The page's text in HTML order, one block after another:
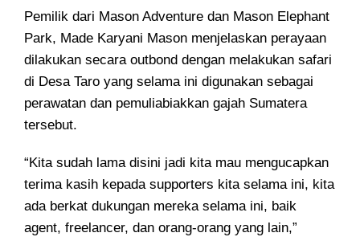
Pemilik dari Mason Adventure dan Mason Elephant
Park, Made Karyani Mason menjelaskan perayaan
dilakukan secara outbond dengan melakukan safari
di Desa Taro yang selama ini digunakan sebagai
perawatan dan pemuliabiakkan gajah Sumatera
tersebut.
“Kita sudah lama disini jadi kita mau mengucapkan
terima kasih kepada supporters kita selama ini, kita
ada berkat dukungan mereka selama ini, baik
agent, freelancer, dan orang-orang yang lain,”